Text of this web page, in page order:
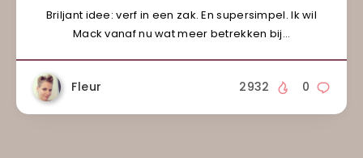
Briljant idee: verf in een zak. En supersimpel. Ik wil
Mack vanaf nu wat meer betrekken bij…
Fleur 0
2932